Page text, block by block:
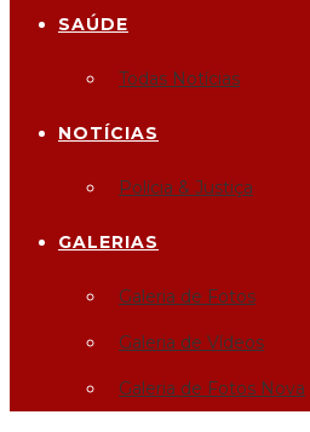
SAÚDE
Todas Notícias
NOTÍCIAS
Polícia & Justiça
GALERIAS
Galeria de Fotos
Galeria de Vídeos
Galeria de Fotos Nova